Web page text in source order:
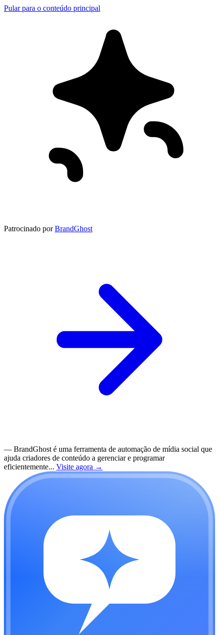
Pular para o conteúdo principal
Patrocinado por BrandGhost
— BrandGhost é uma ferramenta de automação de mídia social que
ajuda criadores de conteúdo a gerenciar e programar
eficientemente... Visite agora →